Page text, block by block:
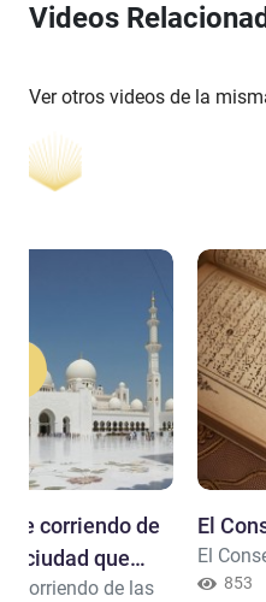
Videos
Ver otros videos de la
El
El
853
corriendo de
ciudad que
corriendo de las